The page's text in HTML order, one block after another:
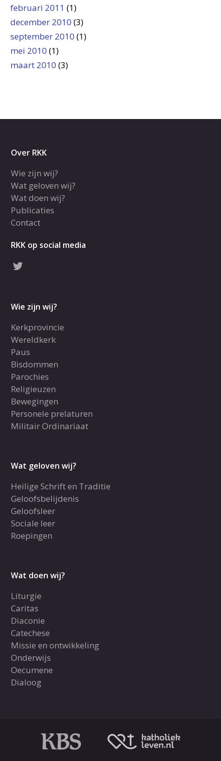
februari 2011 (1)
december 2010 (3)
september 2010 (1)
mei 2010 (1)
maart 2010 (3)
Over RKK
Wie zijn wij?
Wat geloven wij?
Wat doen wij?
Publicaties
Contact
RKK op social media
Wie zijn wij?
Kerkprovincie
Wereldkerk
Paus
Bisdommen
Parochies
Religieuzen
Bewegingen
Personele prelaturen
Militair Ordinariaat
Wat geloven wij?
Heilige Schrift en Traditie
Geloofsbelijdenis
Geloofsleer
Sociale leer
Roepingen
Wat doen wij?
Liturgie
Caritas
Diaconie
Catechese
Missie en ontwikkeling
Onderwijs
Oecumene
Dialoog